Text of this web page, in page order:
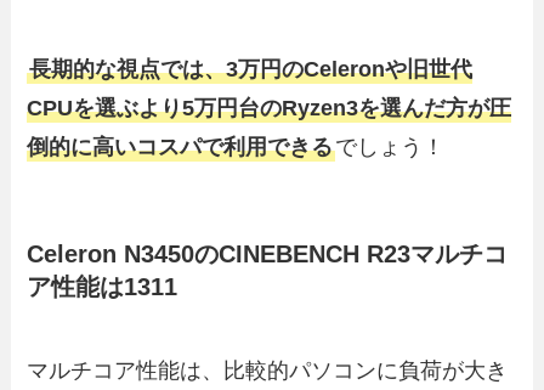
長期的な視点では、3万円のCeleronや旧世代
CPUを選ぶより5万円台のRyzen3を選んだ方が圧
倒的に高いコスパで利用できるでしょう！
Celeron N3450のCINEBENCH R23マルチコ
ア性能は1311
マルチコア性能は、比較的パソコンに負荷が大き